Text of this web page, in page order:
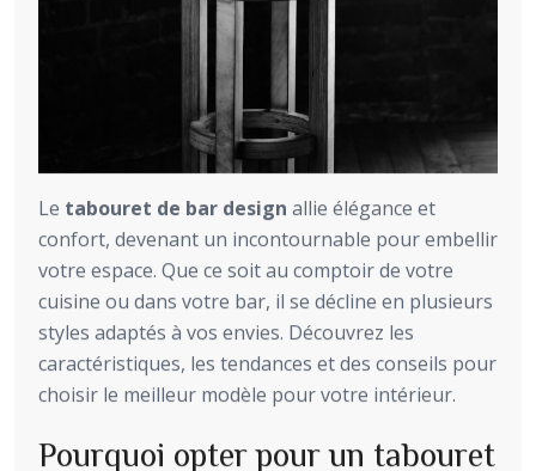
Le tabouret de bar design allie élégance et
confort, devenant un incontournable pour embellir
votre espace. Que ce soit au comptoir de votre
cuisine ou dans votre bar, il se décline en plusieurs
styles adaptés à vos envies. Découvrez les
caractéristiques, les tendances et des conseils pour
choisir le meilleur modèle pour votre intérieur.
Pourquoi opter pour un tabouret